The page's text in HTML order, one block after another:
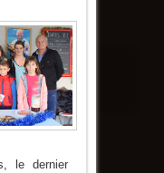
gourmand
avant
Noël
au
Tennis
club
le dernier